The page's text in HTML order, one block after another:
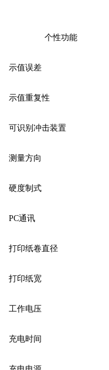
个性功能
示值误差
示值重复性
可识别冲击装置
测量方向
硬度制式
PC通讯
打印纸卷直径
打印纸宽
工作电压
充电时间